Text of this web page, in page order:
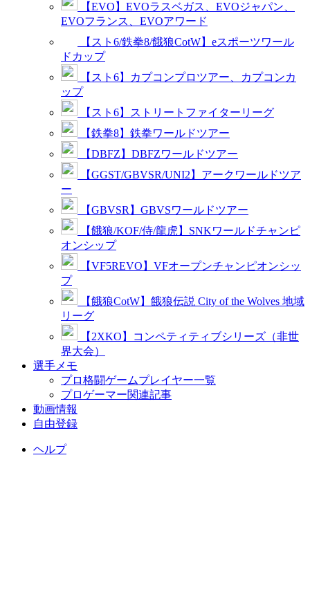
【EVO】EVOラスベガス、EVOジャパン、
EVOフランス、EVOアワード
【スト6/鉄拳8/餓狼CotW】eスポーツワール
ドカップ
【スト6】カプコンプロツアー、カプコンカ
ップ
【スト6】ストリートファイターリーグ
【鉄拳8】鉄拳ワールドツアー
【DBFZ】DBFZワールドツアー
【GGST/GBVSR/UNI2】アークワールドツア
ー
【GBVSR】GBVSワールドツアー
【餓狼/KOF/侍/龍虎】SNKワールドチャンピ
オンシップ
【VF5REVO】VFオープンチャンピオンシッ
プ
【餓狼CotW】餓狼伝説 City of the Wolves 地域
リーグ
【2XKO】コンペティティブシリーズ（非世
界大会）
選手メモ
プロ格闘ゲームプレイヤー一覧
プロゲーマー関連記事
動画情報
自由登録
ヘルプ